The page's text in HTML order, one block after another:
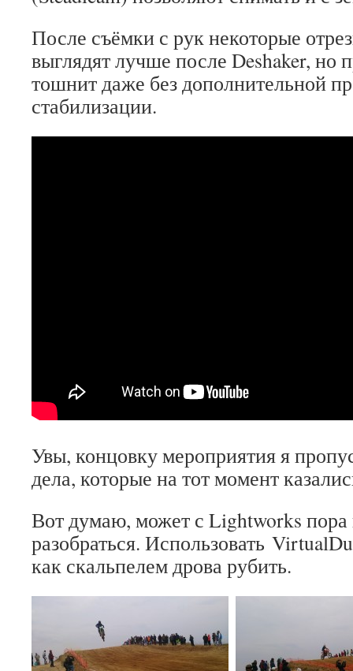
После съёмки с рук некоторые
выглядят лучше после Deshaker, но
тошнит даже без дополнительной
стабилизации.
Увы, концовку мероприятия я
дела, которые на тот момент
Вот думаю, может с Lightworks пора
разобраться. Использовать
как скальпелем дрова рубить.